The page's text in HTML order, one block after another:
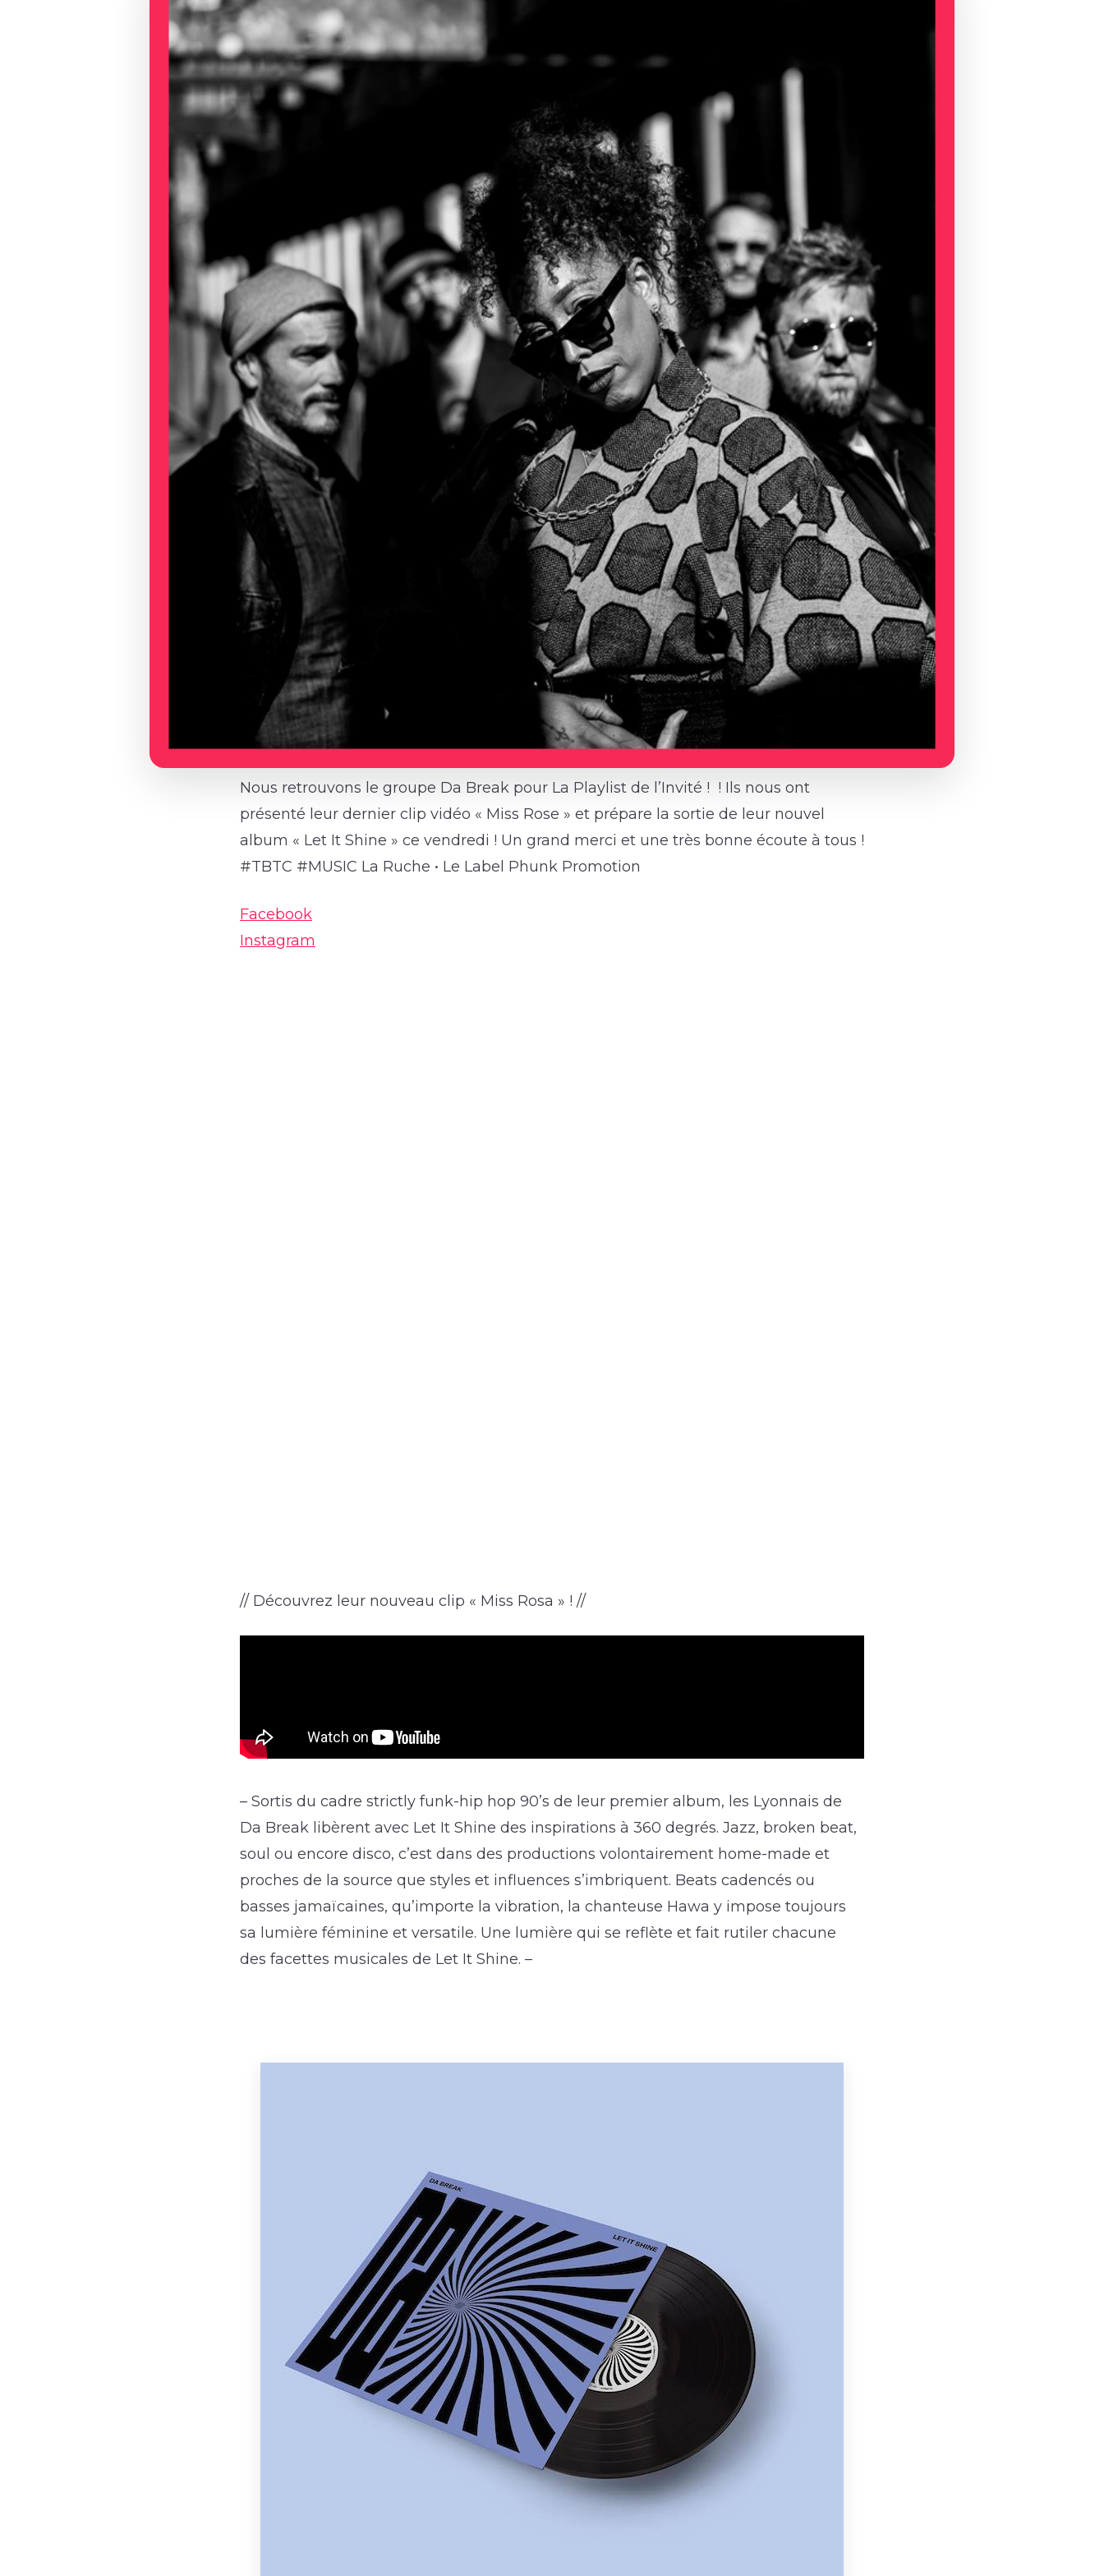
Nous retrouvons le groupe Da Break pour La Playlist de l’Invité ! ! Ils nous ont
présenté leur dernier clip vidéo « Miss Rose » et prépare la sortie de leur nouvel
album « Let It Shine » ce vendredi ! Un grand merci et une très bonne écoute à tous !
#TBTC #MUSIC La Ruche • Le Label Phunk Promotion
Facebook
Instagram
// Découvrez leur nouveau clip « Miss Rosa » ! //
– Sortis du cadre strictly funk-hip hop 90’s de leur premier album, les Lyonnais de
Da Break libèrent avec Let It Shine des inspirations à 360 degrés. Jazz, broken beat,
soul ou encore disco, c’est dans des productions volontairement home-made et
proches de la source que styles et influences s’imbriquent. Beats cadencés ou
basses jamaïcaines, qu’importe la vibration, la chanteuse Hawa y impose toujours
sa lumière féminine et versatile. Une lumière qui se reflète et fait rutiler chacune
des facettes musicales de Let It Shine. –